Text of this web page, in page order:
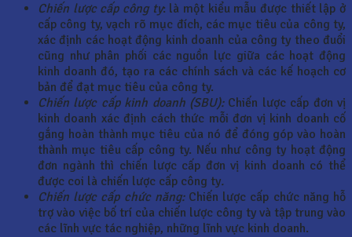
Chiến lược cấp công ty: là một kiểu mẫu được thiết lập ở
cấp công ty, vạch rõ mục đích, các mục tiêu của công ty,
xác định các hoạt động kinh doanh của công ty theo đuổi
cũng như phân phối các nguồn lực giữa các hoạt động
kinh doanh đó, tạo ra các chính sách và các kế hoạch cơ
bản để đạt mục tiêu của công ty.
Chiến lược cấp kinh doanh (SBU):Chiến lược cấp đơn vị
kinh doanh xác định cách thức mỗi đơn vị kinh doanh cố
gắng hoàn thành mục tiêu của nó để đóng góp vào hoàn
thành mục tiêu cấp công ty. Nếu như công ty hoạt động
đơn ngành thì chiến lược cấp đơn vị kinh doanh có thể
được coi là chiến lược cấp công ty.
Chiến lược cấp chức năng:Chiến lược cấp chức năng hỗ
trợ vào việc bố trí của chiến lược công ty và tập trung vào
các lĩnh vực tác nghiệp, những lĩnh vực kinh doanh.